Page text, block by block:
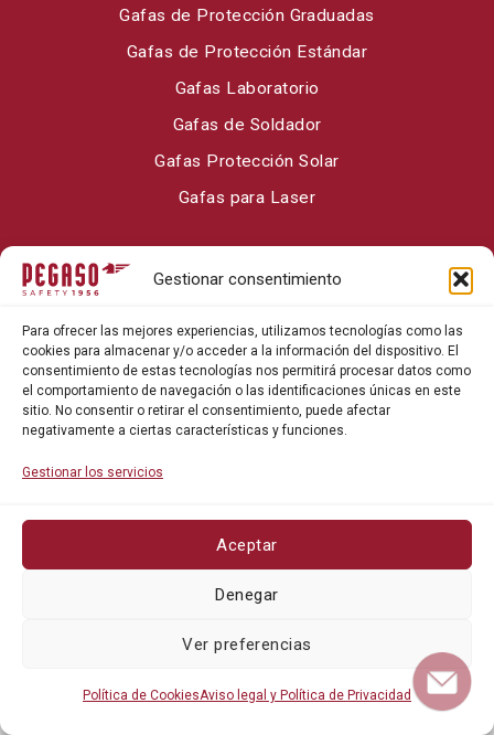
Gestionar consentimiento
Para ofrecer las mejores experiencias, utilizamos tecnologías como las
cookies para almacenar y/o acceder a la información del dispositivo. El
consentimiento de estas tecnologías nos permitirá procesar datos como
el comportamiento de navegación o las identificaciones únicas en este
sitio. No consentir o retirar el consentimiento, puede afectar
negativamente a ciertas características y funciones.
Gestionar los servicios
Aceptar
Denegar
Ver preferencias
Política de CookiesAviso legal y Política de Privacidad
Gafas de Protección Graduadas
Gafas de Protección Estándar
Gafas Laboratorio
Gafas de Soldador
Gafas Protección Solar
Gafas para Laser
Sobre Pegaso Safety
Blog
Política de cookies
©Pegaso Safety 2026. Todos los derechos reservados.